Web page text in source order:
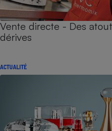
Vente directe - Des
dérives
ACTUALITÉ